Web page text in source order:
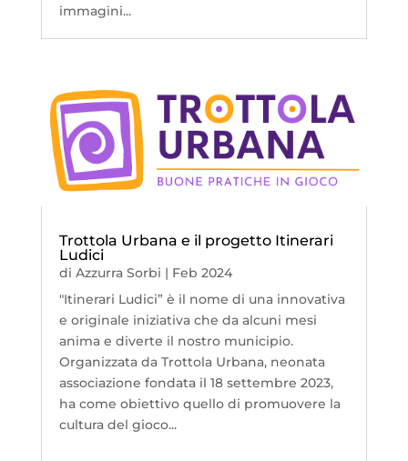
immagini...
Trottola Urbana e il progetto Itinerari
Ludici
di Azzurra Sorbi | Feb 2024
"Itinerari Ludici” è il nome di una innovativa
e originale iniziativa che da alcuni mesi
anima e diverte il nostro municipio.
Organizzata da Trottola Urbana, neonata
associazione fondata il 18 settembre 2023,
ha come obiettivo quello di promuovere la
cultura del gioco...